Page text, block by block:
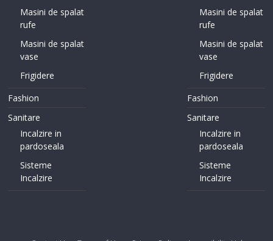
Masini de spalat
rufe
Masini de spalat
vase
Frigidere
Fashion
Sanitare
Incalzire in
pardoseala
Sisteme
Incalzire
Masini de spalat
rufe
Masini de spalat
vase
Frigidere
Fashion
Sanitare
Incalzire in
pardoseala
Sisteme
Incalzire